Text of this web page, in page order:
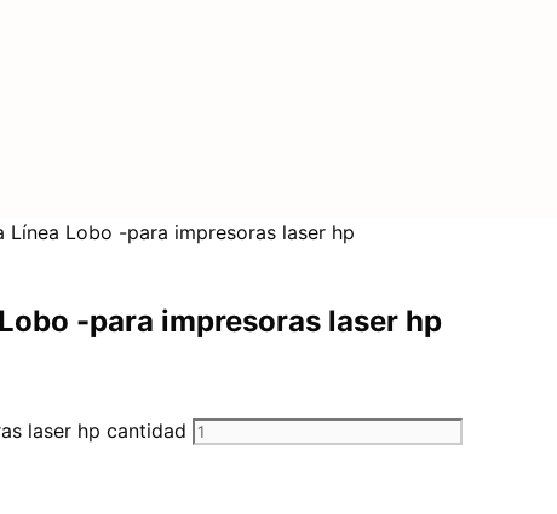
Línea Lobo -para impresoras laser hp
-para impresoras laser hp
laser hp cantidad